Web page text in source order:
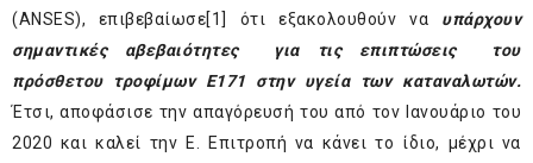
(ANSES), επιβεβαίωσε[1] ότι εξακολουθούν να υπάρχουν
σημαντικές αβεβαιότητες για τις επιπτώσεις του
πρόσθετου τροφίμων E171 στην υγεία των καταναλωτών.
Έτσι, αποφάσισε την απαγόρευσή του από τον Ιανουάριο του
2020 και καλεί την Ε. Επιτροπή να κάνει το ίδιο, μέχρι να